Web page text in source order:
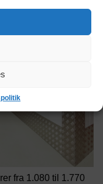
fra 1.080 til 1.770